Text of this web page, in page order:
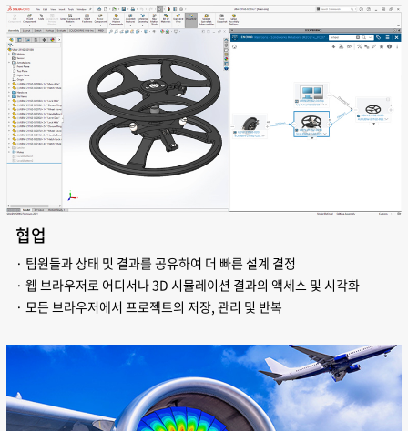
협업
· 팀원들과 상태 및 결과를 공유하여 더 빠른 설계 결정
· 웹 브라우저로 어디서나 3D 시뮬레이션 결과의 액세스 및 시각화
· 모든 브라우저에서 프로젝트의 저장, 관리 및 반복